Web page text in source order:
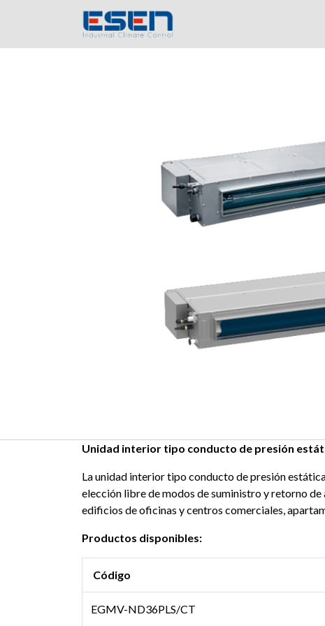
Unidad interior tipo conducto de presión
La unidad interior tipo conducto de presión
elección libre de modos de suministro y retorno
edificios de oficinas y centros comerciales,
Productos disponibles:
Código
EGMV-ND36PLS/CT